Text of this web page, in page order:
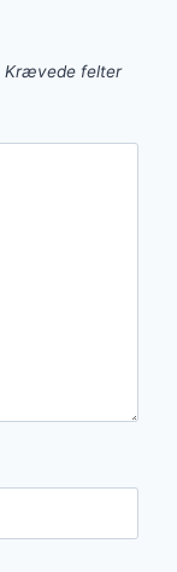
Krævede felter